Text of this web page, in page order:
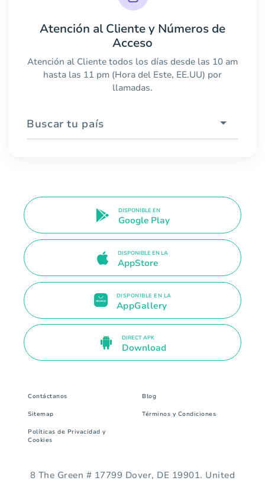
Atención al Cliente y Números de
Acceso
Atención al Cliente todos los días desde las 10 am
hasta las 11 pm (Hora del Este, EE.UU) por
llamadas.
Buscar tu país
DISPONIBLE EN
Google Play
DISPONIBLE EN LA
AppStore
DISPONIBLE EN LA
AppGallery
DIRECT APK
Download
Contáctanos Blog
Sitemap Términos y Condiciones
Políticas de Privacidad y
Cookies
8 The Green # 17799 Dover, DE 19901. United